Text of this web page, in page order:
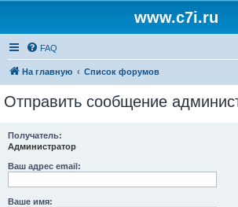
www.c7i.ru
FAQ
На главную Список форумов
Отправить сообщение
Получатель:
Администратор
Ваш адрес email:
Ваше имя: